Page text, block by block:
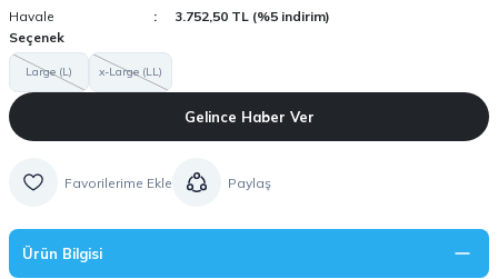
Havale
3.752,50 TL (%5 indirim)
Seçenek
Large (L) x-Large (LL)
Gelince Haber Ver
Paylaş
Ürün Bilgisi